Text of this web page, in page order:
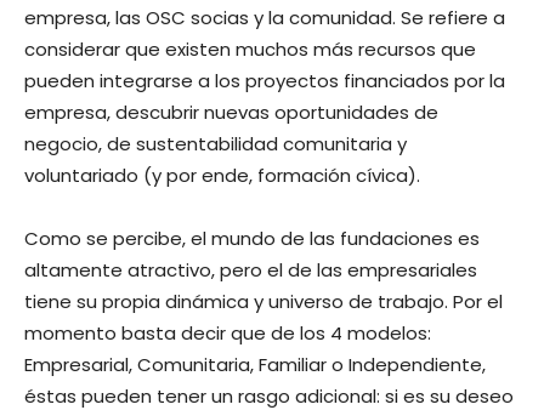
empresa, las OSC socias y la comunidad. Se refiere a
considerar que existen muchos más recursos que
pueden integrarse a los proyectos financiados por la
empresa, descubrir nuevas oportunidades de
negocio, de sustentabilidad comunitaria y
voluntariado (y por ende, formación cívica).
Como se percibe, el mundo de las fundaciones es
altamente atractivo, pero el de las empresariales
tiene su propia dinámica y universo de trabajo. Por el
momento basta decir que de los 4 modelos:
Empresarial, Comunitaria, Familiar o Independiente,
éstas pueden tener un rasgo adicional: si es su deseo